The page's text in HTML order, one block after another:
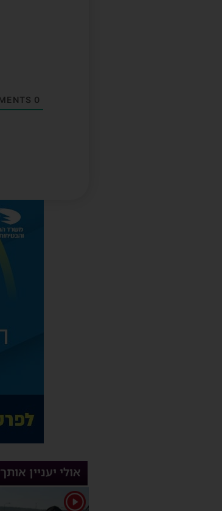
0
אולי יעניין אותך
1